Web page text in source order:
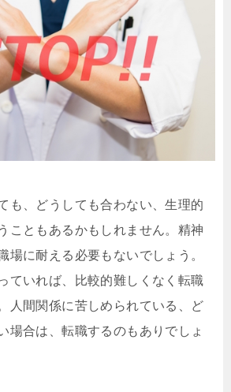
も、どうしても合わない、生理的
こともあるかもしれません。精神
場に耐える必要もないでしょう。
ていれば、比較的難しくなく転職
人間関係に苦しめられている、ど
場合は、転職するのもありでしょ